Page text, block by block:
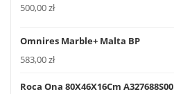
500,00zł
Omnires Marble+ Malta BP
583,00zł
Roca Ona 80X46X16Cm A327688S00